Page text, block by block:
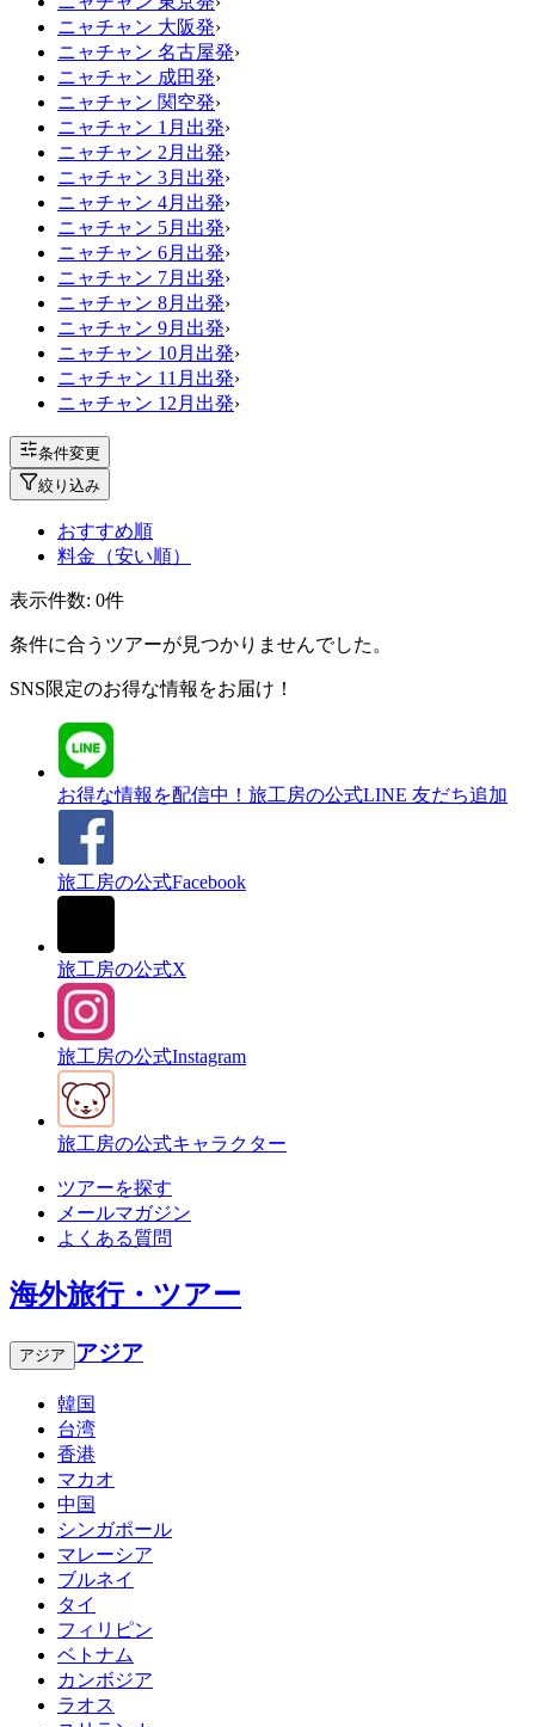
ニャチャン 大阪発›
ニャチャン 名古屋発›
ニャチャン 成田発›
ニャチャン 関空発›
ニャチャン 1月出発›
ニャチャン 2月出発›
ニャチャン 3月出発›
ニャチャン 4月出発›
ニャチャン 5月出発›
ニャチャン 6月出発›
ニャチャン 7月出発›
ニャチャン 8月出発›
ニャチャン 9月出発›
ニャチャン 10月出発›
ニャチャン 11月出発›
ニャチャン 12月出発›
条件変更
絞り込み
おすすめ順
料金（安い順）
表示件数: 0件
条件に合うツアーが見つかりませんでした。
SNS限定のお得な情報をお届け！
お得な情報を配信中！ 旅工房の公式LINE 友だち追加
旅工房の公式Facebook
旅工房の公式X
旅工房の公式Instagram
旅工房の公式キャラクター
ツアーを探す
メールマガジン
よくある質問
海外旅行・ツアー
アジア アジア
韓国
台湾
香港
マカオ
中国
シンガポール
マレーシア
ブルネイ
タイ
フィリピン
ベトナム
カンボジア
ラオス